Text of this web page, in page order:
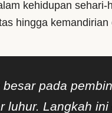
kehidupan
hingga
pada
luhur. Langkah